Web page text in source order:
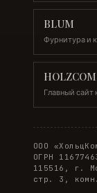
BLUM
Фурнитура и
HOLZCOM
Главный сайт
ООО
ОГРН
115516, г.
стр. 3,